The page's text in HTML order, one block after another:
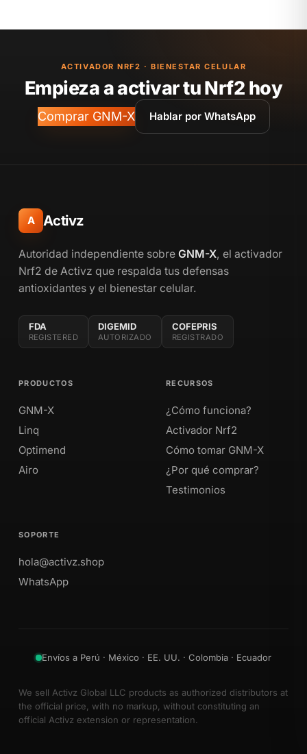
ACTIVADOR NRF2 · BIENESTAR CELULAR
Empieza a activar tu Nrf2 hoy
Comprar GNM-X Hablar por WhatsApp
A Activz
Autoridad independiente sobre GNM-X, el activador
Nrf2 de Activz que respalda tus defensas
antioxidantes y el bienestar celular.
FDA
REGISTERED
DIGEMID
AUTORIZADO
COFEPRIS
REGISTRADO
PRODUCTOS
GNM-X
Linq
Optimend
Airo
RECURSOS
¿Cómo funciona?
Activador Nrf2
Cómo tomar GNM-X
¿Por qué comprar?
Testimonios
SOPORTE
hola@activz.shop
WhatsApp
Envíos a Perú · México · EE. UU. · Colombia · Ecuador
We sell Activz Global LLC products as authorized distributors at
the official price, with no markup, without constituting an
official Activz extension or representation.